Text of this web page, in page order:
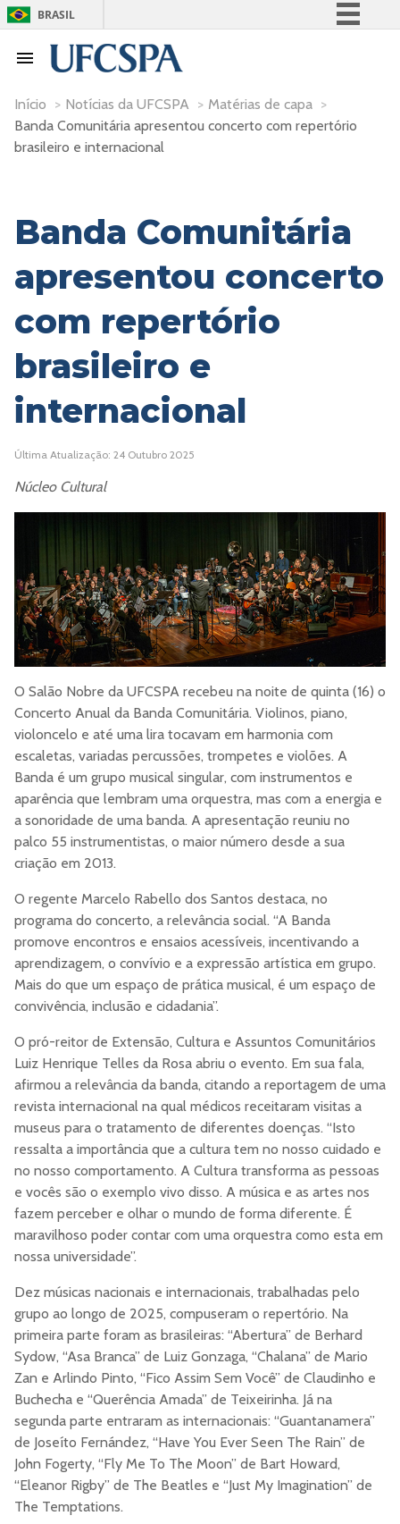
BRASIL
Participe
Acesso à informação
Início > Notícias da UFCSPA > Matérias de capa >
Banda Comunitária apresentou concerto com repertório
brasileiro e internacional
Banda Comunitária
apresentou concerto
com repertório
brasileiro e
internacional
Última Atualização: 24 Outubro 2025
Núcleo Cultural
O Salão Nobre da UFCSPA recebeu na noite de quinta (16) o
Concerto Anual da Banda Comunitária. Violinos, piano,
violoncelo e até uma lira tocavam em harmonia com
escaletas, variadas percussões, trompetes e violões. A
Banda é um grupo musical singular, com instrumentos e
aparência que lembram uma orquestra, mas com a energia e
a sonoridade de uma banda. A apresentação reuniu no
palco 55 instrumentistas, o maior número desde a sua
criação em 2013.
O regente Marcelo Rabello dos Santos destaca, no
programa do concerto, a relevância social. “A Banda
promove encontros e ensaios acessíveis, incentivando a
aprendizagem, o convívio e a expressão artística em grupo.
Mais do que um espaço de prática musical, é um espaço de
convivência, inclusão e cidadania”.
O pró-reitor de Extensão, Cultura e Assuntos Comunitários
Luiz Henrique Telles da Rosa abriu o evento. Em sua fala,
afirmou a relevância da banda, citando a reportagem de uma
revista internacional na qual médicos receitaram visitas a
museus para o tratamento de diferentes doenças. “Isto
ressalta a importância que a cultura tem no nosso cuidado e
no nosso comportamento. A Cultura transforma as pessoas
e vocês são o exemplo vivo disso. A música e as artes nos
fazem perceber e olhar o mundo de forma diferente. É
maravilhoso poder contar com uma orquestra como esta em
nossa universidade”.
Dez músicas nacionais e internacionais, trabalhadas pelo
grupo ao longo de 2025, compuseram o repertório. Na
primeira parte foram as brasileiras: “Abertura” de Berhard
Sydow, “Asa Branca” de Luiz Gonzaga, “Chalana” de Mario
Zan e Arlindo Pinto, “Fico Assim Sem Você” de Claudinho e
Buchecha e “Querência Amada” de Teixeirinha. Já na
segunda parte entraram as internacionais: “Guantanamera”
de Joseíto Fernández, “Have You Ever Seen The Rain” de
John Fogerty, “Fly Me To The Moon” de Bart Howard,
“Eleanor Rigby” de The Beatles e “Just My Imagination” de
The Temptations.